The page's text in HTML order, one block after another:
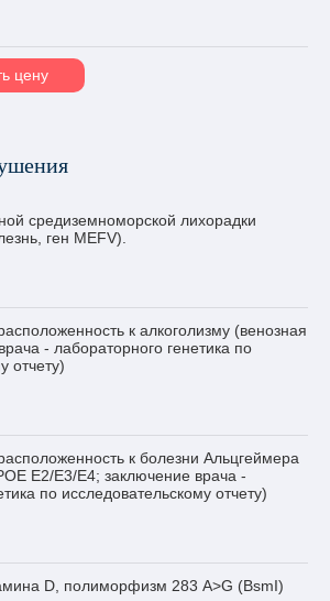
цену
средиземноморской лихорадки
ген MEFV).
к алкоголизму (венозная
- лабораторного генетика по
отчету)
к болезни Альцгеймера
E2/E3/E4; заключение врача -
по исследовательскому отчету)
D, полиморфизм 283 A>G (BsmI)